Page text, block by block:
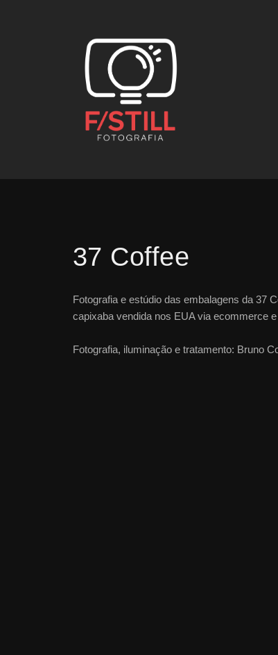
37 Coffee
Fotografia e estúdio das embalagens da 37
capixaba vendida nos EUA via ecommerce
Fotografia, iluminação e tratamento: Bruno